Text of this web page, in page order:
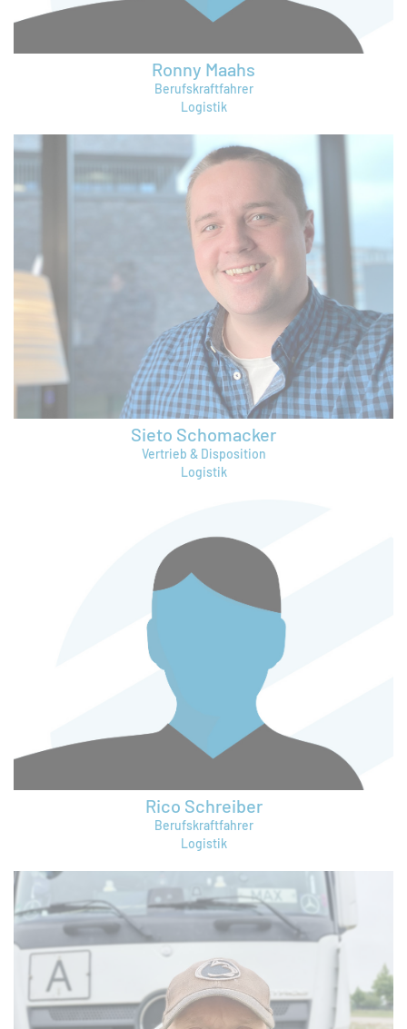
ronny.maahs@bruening-group.de
Ronny Maahs
Berufskraftfahrer
Logistik
sieto.schomacker@bruening-group.de
+49 421 64361972
Sieto Schomacker
Vertrieb & Disposition
Logistik
Rico Schreiber
Berufskraftfahrer
Logistik